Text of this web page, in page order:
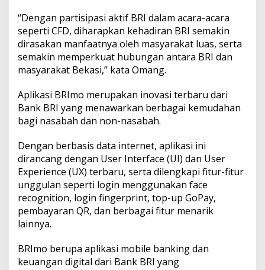
“Dengan partisipasi aktif BRI dalam acara-acara
seperti CFD, diharapkan kehadiran BRI semakin
dirasakan manfaatnya oleh masyarakat luas, serta
semakin memperkuat hubungan antara BRI dan
masyarakat Bekasi,” kata Omang.
Aplikasi BRImo merupakan inovasi terbaru dari
Bank BRI yang menawarkan berbagai kemudahan
bagi nasabah dan non-nasabah.
Dengan berbasis data internet, aplikasi ini
dirancang dengan User Interface (UI) dan User
Experience (UX) terbaru, serta dilengkapi fitur-fitur
unggulan seperti login menggunakan face
recognition, login fingerprint, top-up GoPay,
pembayaran QR, dan berbagai fitur menarik
lainnya.
BRImo berupa aplikasi mobile banking dan
keuangan digital dari Bank BRI yang